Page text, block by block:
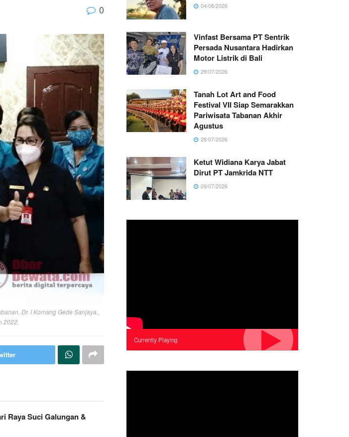
0
Dr. I Komang Gede Sanjaya.,
2022.
Raya Suci Galungan &
04/08/2026
Vinfast Bersama PT Sentrik
Persada Nusantara Hadirkan
Motor Listrik di Bali
29/07/2026
Tanah Lot Art and Food
Festival VII Siap Semarakkan
Pariwisata Tabanan Akhir
Agustus
28/07/2026
Ketut Widiana Karya Jabat
Dirut PT Jamkrida NTT
09/07/2026
Currently Playing